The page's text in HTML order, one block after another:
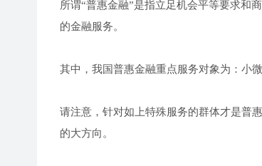
所谓“普惠金融”是指立足机会平等要求和
的金融服务。
其中，我国普惠金融重点服务对象为：小
请注意，针对如上特殊服务的群体才是普
的大方向。